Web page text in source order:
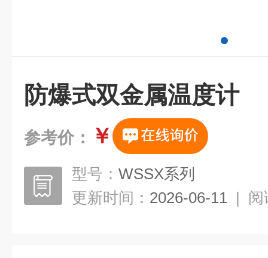
防爆式双金属温度计
参考价： ￥
型号： WSSX系列
更新时间： 2026-06-11 | 阅